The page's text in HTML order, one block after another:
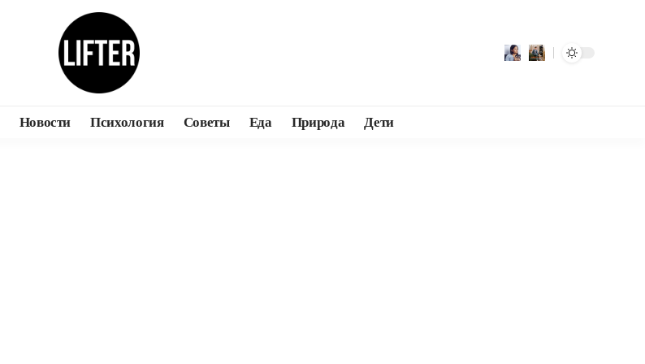
Новости Психология Советы Еда Природа Дети